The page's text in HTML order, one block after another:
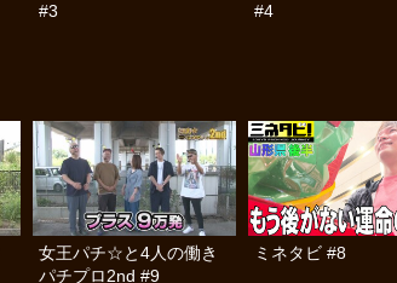
#3
#4
女王パチ☆と4人の働き
パチプロ2nd #9
ミネタビ #8